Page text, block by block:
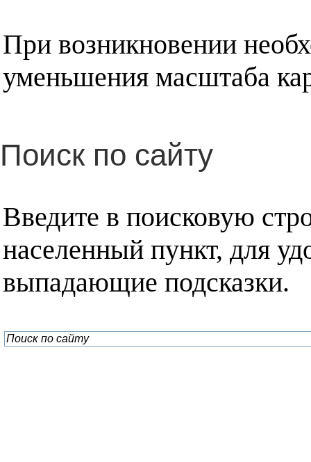
При возникновении
уменьшения масштаба
Поиск по сайту
Введите в поисковую
населенный пункт, для
выпадающие подсказки.